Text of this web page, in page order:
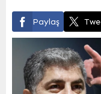
Paylaş